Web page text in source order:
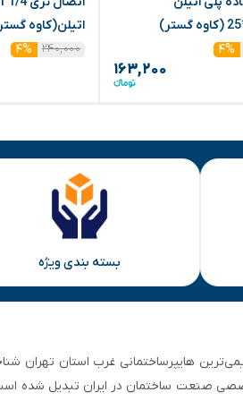
۴%
۱۶۳,۲۰۰
اتیلن(کاوه
۲۴۰,۰۰۰
۴%
بسته بندی ویژه
از بزرگ‌ترین و قدیمی‌ترین هایپرساختمانی‌ غرب
صنعت ساختمان در ایران تبدیل شده